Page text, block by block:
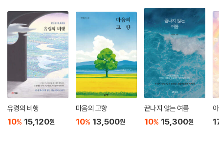
유령의 비행
10% 15,120원
마음의 고향
10% 13,500원
끝나지 않는 여름
10% 15,300원